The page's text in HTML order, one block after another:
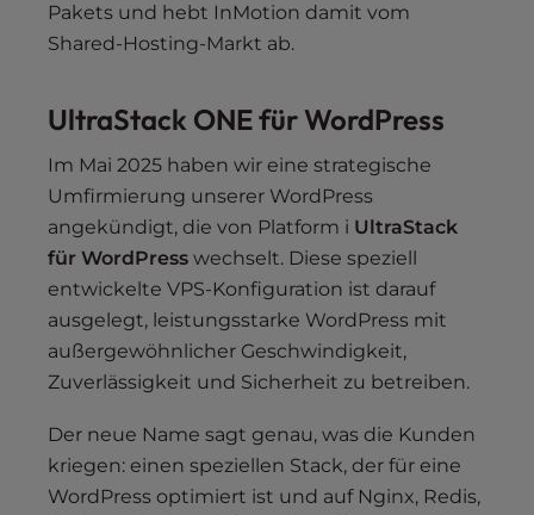
Pakets und hebt InMotion damit vom
Shared-Hosting-Markt ab.
UltraStack ONE für WordPress
Im Mai 2025 haben wir eine strategische
Umfirmierung unserer WordPress
angekündigt, die von Platform i UltraStack
für WordPress wechselt. Diese speziell
entwickelte VPS-Konfiguration ist darauf
ausgelegt, leistungsstarke WordPress mit
außergewöhnlicher Geschwindigkeit,
Zuverlässigkeit und Sicherheit zu betreiben.
Der neue Name sagt genau, was die Kunden
kriegen: einen speziellen Stack, der für eine
WordPress optimiert ist und auf Nginx, Redis,